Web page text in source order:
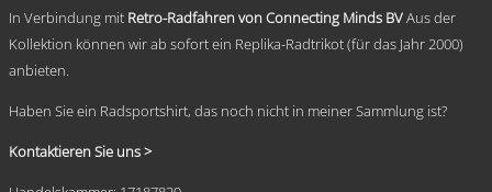
In Verbindung mit Retro-Radfahren von Connecting Minds BVAus der
Kollektion können wir ab sofort ein Replika-Radtrikot (für das Jahr 2000)
anbieten.
Haben Sie ein Radsportshirt, das noch nicht in meiner Sammlung ist?
Kontaktieren Sie uns >